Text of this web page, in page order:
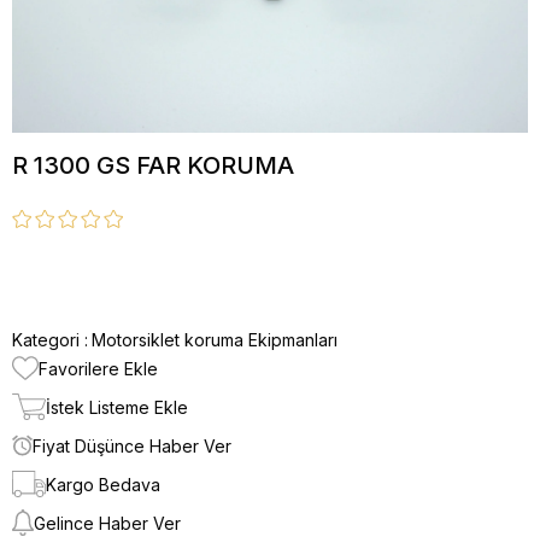
R 1300 GS FAR KORUMA
Kategori : Motorsiklet koruma Ekipmanları
Favorilere Ekle
İstek Listeme Ekle
Fiyat Düşünce Haber Ver
Kargo Bedava
Gelince Haber Ver